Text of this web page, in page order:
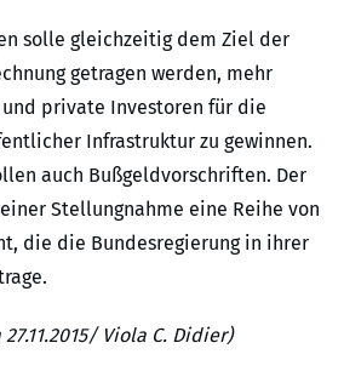
solle gleichzeitig dem Ziel der
getragen werden, mehr
private Investoren für die
Infrastruktur zu gewinnen.
auch Bußgeldvorschriften. Der
Stellungnahme eine Reihe von
die die Bundesregierung in ihrer
Viola C. Didier)